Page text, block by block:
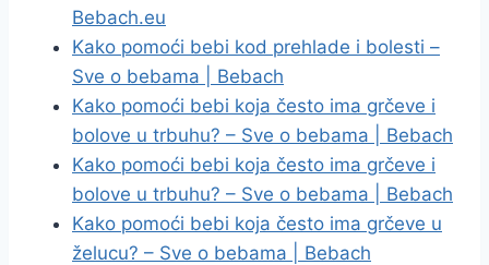
Bebach.eu
Kako pomoći bebi kod prehlade i bolesti –
Sve o bebama | Bebach
Kako pomoći bebi koja često ima grčeve i
bolove u trbuhu? – Sve o bebama | Bebach
Kako pomoći bebi koja često ima grčeve i
bolove u trbuhu? – Sve o bebama | Bebach
Kako pomoći bebi koja često ima grčeve u
želucu? – Sve o bebama | Bebach